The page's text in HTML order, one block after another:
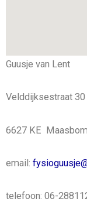
Guusje van Lent
Velddijksestraat 30
6627 KE
email:
telefoon: 06-